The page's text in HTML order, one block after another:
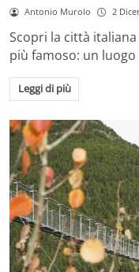
Antonio Murolo 2
Scopri la città
più famoso: un
Leggi di più